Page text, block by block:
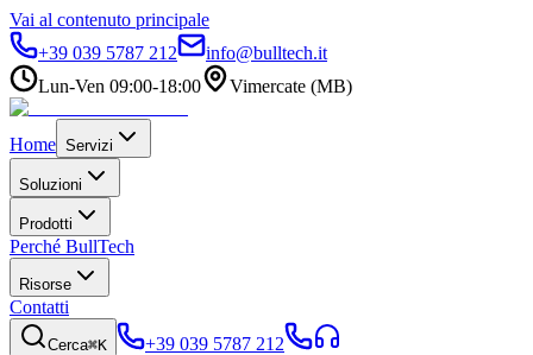
Vai al contenuto principale
+39 039 5787 212
info@bulltech.it
Lun-Ven 09:00-18:00
Vimercate (MB)
Home Servizi
Soluzioni
Prodotti
Perché BullTech
Risorse
Contatti
Cerca⌘K
+39 039 5787 212